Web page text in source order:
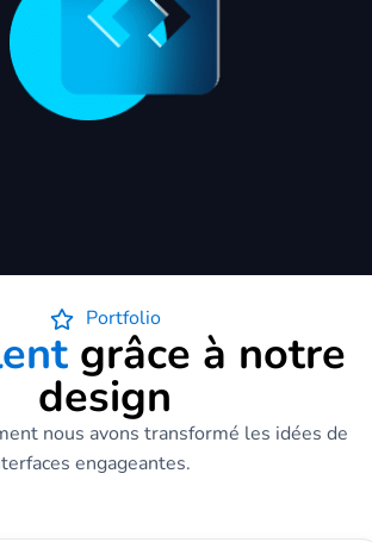
Portfolio
grâce à notre
design
nous avons transformé les idées de
engageantes.